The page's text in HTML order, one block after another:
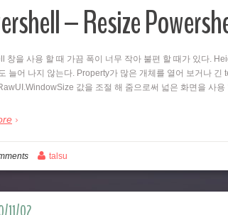
– Resize
창을 사용 할 때 가끔 폭이 너무 작아 불편 할 때가 있다.
늘어 나지 않는다. Property가 많은 개체를 열어 보거나 긴
값을 조절 해 줌으로써 넓은 화면을 사용
talsu